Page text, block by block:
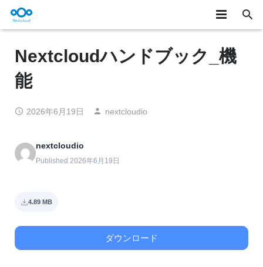
製品詳細
サービス
ONLYOFFICE
Nextcloudハンドブック_機
能
2026年6月19日 nextcloudio
nextcloudio
Published 2026年6月19日
4.89 MB
ダウンロード